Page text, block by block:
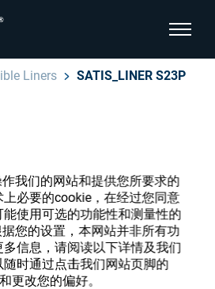
我们的网站和提供您所要求的
必要的cookie，在经过您同意
使用可选的功能性和测量性的
您的设置，本网站并非所有功
信息，请阅读以下详情及我们
时通过点击我们网站页脚的
更改您的偏好。
显示页
Liners SATIS_LINER S23P
材商店
的帐户，并了解我们的各